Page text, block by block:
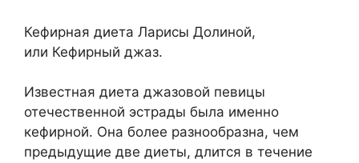
Кефирная диета Ларисы Долиной,
или Кефирный джаз.
Известная диета джазовой певицы
отечественной эстрады была именно
кефирной. Она более разнообразна, чем
предыдущие две диеты, длится в течение